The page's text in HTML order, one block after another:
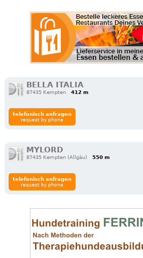
BELLA ITALIA
87435 Kempten
412 m
telefonisch anfragen
request by phone
MYLORD
87435 Kempten (Allgäu)
550 m
telefonisch anfragen
request by phone